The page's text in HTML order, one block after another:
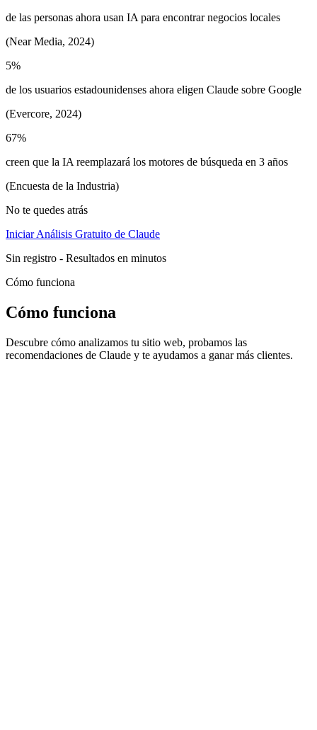
de las personas ahora usan IA para encontrar negocios locales
(Near Media, 2024)
5%
de los usuarios estadounidenses ahora eligen Claude sobre Google
(Evercore, 2024)
67%
creen que la IA reemplazará los motores de búsqueda en 3 años
(Encuesta de la Industria)
No te quedes atrás
Iniciar Análisis Gratuito de Claude
Sin registro - Resultados en minutos
Cómo funciona
Cómo funciona
Descubre cómo analizamos tu sitio web, probamos las
recomendaciones de Claude y te ayudamos a ganar más clientes.